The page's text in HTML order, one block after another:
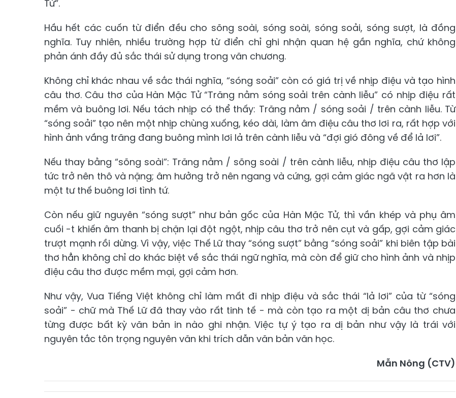
Tử”.
Hầu hết các cuốn từ điển đều cho sõng soài, sóng soài, sóng soải, sóng sượt, là đồng
nghĩa. Tuy nhiên, nhiều trường hợp từ điển chỉ ghi nhận quan hệ gần nghĩa, chứ không
phản ánh đầy đủ sắc thái sử dụng trong văn chương.
Không chỉ khác nhau về sắc thái nghĩa, “sóng soải” còn có giá trị về nhịp điệu và tạo hình
câu thơ. Câu thơ của Hàn Mặc Tử “Trăng nằm sóng soải trên cành liễu” có nhịp điệu rất
mềm và buông lơi. Nếu tách nhịp có thể thấy: Trăng nằm / sóng soải / trên cành liễu. Từ
“sóng soải” tạo nên một nhịp chùng xuống, kéo dài, làm âm điệu câu thơ lơi ra, rất hợp với
hình ảnh vầng trăng đang buông mình lơi lả trên cành liễu và “đợi gió đông về để lả lơi”.
Nếu thay bằng “sõng soài”: Trăng nằm / sõng soài / trên cành liễu, nhịp điệu câu thơ lập
tức trở nên thô và nặng; âm hưởng trở nên ngang và cứng, gợi cảm giác ngã vật ra hơn là
một tư thế buông lơi tình tứ.
Còn nếu giữ nguyên “sóng sượt” như bản gốc của Hàn Mặc Tử, thì vần khép và phụ âm
cuối -t khiến âm thanh bị chặn lại đột ngột, nhịp câu thơ trở nên cụt và gấp, gợi cảm giác
trượt mạnh rồi dừng. Vì vậy, việc Thế Lữ thay “sóng sượt” bằng “sóng soải” khi biên tập bài
thơ hẳn không chỉ do khác biệt về sắc thái ngữ nghĩa, mà còn để giữ cho hình ảnh và nhịp
điệu câu thơ được mềm mại, gợi cảm hơn.
Như vậy, Vua Tiếng Việt không chỉ làm mất đi nhịp điệu và sắc thái “lả lơi” của từ “sóng
soải” - chữ mà Thế Lữ đã thay vào rất tinh tế - mà còn tạo ra một dị bản câu thơ chưa
từng được bất kỳ văn bản in nào ghi nhận. Việc tự ý tạo ra dị bản như vậy là trái với
nguyên tắc tôn trọng nguyên văn khi trích dẫn văn bản văn học.
Mẫn Nông (CTV)